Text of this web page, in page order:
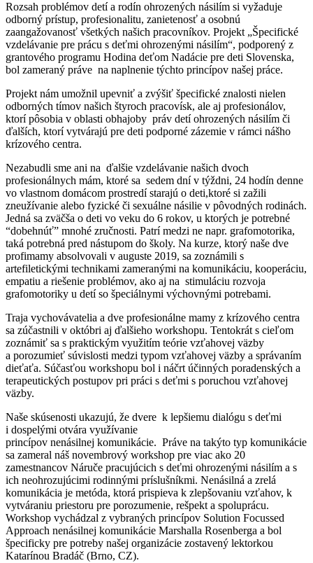
Rozsah problémov detí a rodín ohrozených násilím si vyžaduje
odborný prístup, profesionalitu, zanietenosť a osobnú
zaangažovanosť všetkých našich pracovníkov. Projekt „Špecifické
vzdelávanie pre prácu s deťmi ohrozenými násilím“, podporený z
grantového programu Hodina deťom Nadácie pre deti Slovenska,
bol zameraný práve na naplnenie týchto princípov našej práce.
Projekt nám umožnil upevniť a zvýšiť špecifické znalosti nielen
odborných tímov našich štyroch pracovísk, ale aj profesionálov,
ktorí pôsobia v oblasti obhajoby práv detí ohrozených násilím či
ďalších, ktorí vytvárajú pre deti podporné zázemie v rámci nášho
krízového centra.
Nezabudli sme ani na ďalšie vzdelávanie našich dvoch
profesionálnych mám, ktoré sa sedem dní v týždni, 24 hodín denne
vo vlastnom domácom prostredí starajú o deti,ktoré si zažili
zneužívanie alebo fyzické či sexuálne násilie v pôvodných rodinách.
Jedná sa zväčša o deti vo veku do 6 rokov, u ktorých je potrebné
“dobehnúť” mnohé zručnosti. Patrí medzi ne napr. grafomotorika,
taká potrebná pred nástupom do školy. Na kurze, ktorý naše dve
profimamy absolvovali v auguste 2019, sa zoznámili s
artefiletickými technikami zameranými na komunikáciu, kooperáciu,
empatiu a riešenie problémov, ako aj na stimuláciu rozvoja
grafomotoriky u detí so špeciálnymi výchovnými potrebami.
Traja vychovávatelia a dve profesionálne mamy z krízového centra
sa zúčastnili v októbri aj ďalšieho workshopu. Tentokrát s cieľom
zoznámiť sa s praktickým využitím teórie vzťahovej väzby
a porozumieť súvislosti medzi typom vzťahovej väzby a správaním
dieťaťa. Súčasťou workshopu bol i náčrt účinných poradenských a
terapeutických postupov pri práci s deťmi s poruchou vzťahovej
väzby.
Naše skúsenosti ukazujú, že dvere k lepšiemu dialógu s deťmi
i dospelými otvára využívanie
princípov nenásilnej komunikácie. Práve na takýto typ komunikácie
sa zameral náš novembrový workshop pre viac ako 20
zamestnancov Náruče pracujúcich s deťmi ohrozenými násilím a s
ich neohrozujúcimi rodinnými príslušníkmi. Nenásilná a zrelá
komunikácia je metóda, ktorá prispieva k zlepšovaniu vzťahov, k
vytváraniu priestoru pre porozumenie, rešpekt a spoluprácu.
Workshop vychádzal z vybraných princípov Solution Focussed
Approach nenásilnej komunikácie Marshalla Rosenberga a bol
špecificky pre potreby našej organizácie zostavený lektorkou
Katarínou Bradáč (Brno, CZ).